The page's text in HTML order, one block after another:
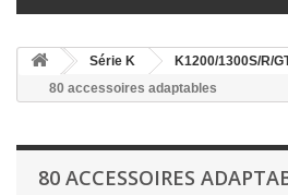
>Série K >K1200/1300S/R/
80 accessoires adaptables
80 ACCESSOIRES